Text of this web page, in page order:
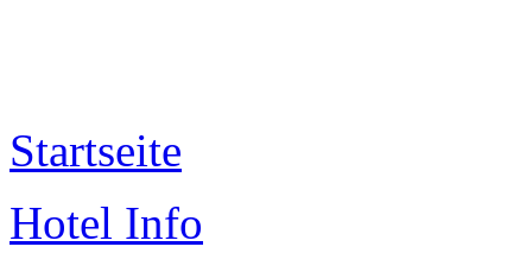
Startseite
Hotel Info